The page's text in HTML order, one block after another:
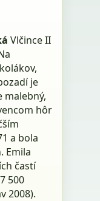
Vlčince II
je
malebný,
hôr
a bola
Emila
častí
500
2008).